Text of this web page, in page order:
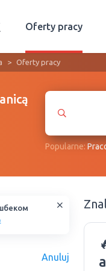
Oferty pracy
Oferty pracy
Popularne:
Anuluj